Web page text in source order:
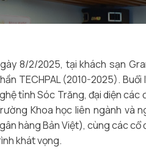
8/2/2025, tại khách sạn
TECHPAL (2010-2025).
tỉnh Sóc Trăng, đại diện các
Khoa học liên ngành và
hàng Bản Việt), cùng các cổ
khát vọng.